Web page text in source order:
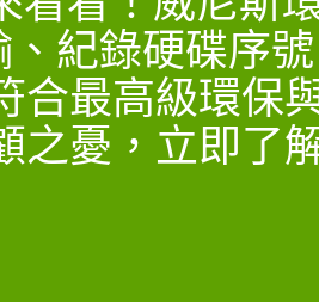
紀錄硬碟序
合最高級環保
之憂，立即了